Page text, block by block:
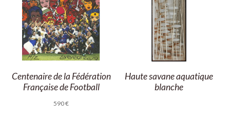
Centenaire de la Fédération
Française de Football
590€
Haute savane aquatique
blanche